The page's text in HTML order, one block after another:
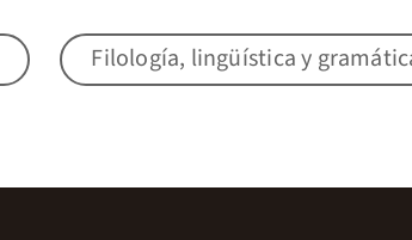
Filología, lingüística y